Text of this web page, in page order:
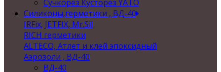
Сучкорез Кусторез YATO
Силиконы,герметики , ВД-40
IRFix, JETFIX, Mr.Sil
RICH герметики
ALTECO, Атлет и клей эпоксидный
Аэрозоли , ВД-40
ВД-40